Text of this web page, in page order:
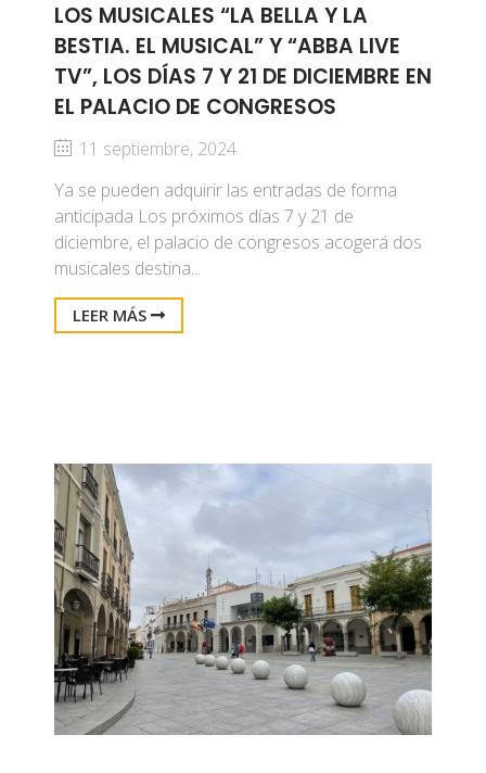
LOS MUSICALES “LA BELLA Y LA
BESTIA. EL MUSICAL” Y “ABBA LIVE
TV”, LOS DÍAS 7 Y 21 DE DICIEMBRE EN
EL PALACIO DE CONGRESOS
11 septiembre, 2024
Ya se pueden adquirir las entradas de forma
anticipada Los próximos días 7 y 21 de
diciembre, el palacio de congresos acogerá dos
musicales destina...
LEER MÁS